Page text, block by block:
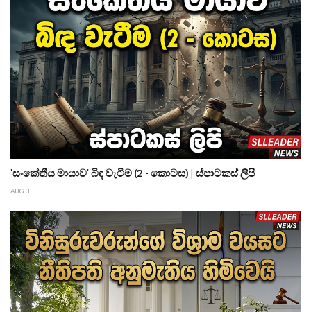
'සංකේතීය මායාව' බිඳ වැටීම (2 - කොටස) | ස්පාටකස් ලිපි
AUG 3